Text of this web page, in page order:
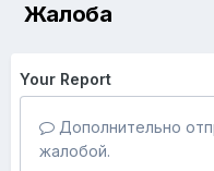
Жалоба
Your Report
Дополнительно
жалобой.